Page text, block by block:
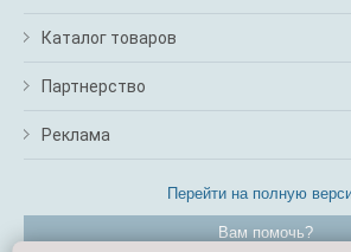
Каталог товаров
Партнерство
Реклама
Перейти на полную
Вам помочь?